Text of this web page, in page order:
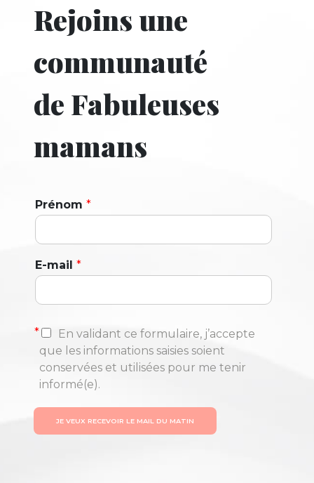
Rejoins une
communauté
de Fabuleuses
mamans
Prénom *
E-mail *
*
En validant ce formulaire, j’accepte
que les informations saisies soient
conservées et utilisées pour me tenir
informé(e).
JE VEUX RECEVOIR LE MAIL DU MATIN